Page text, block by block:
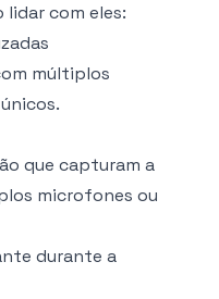
lidar com eles:
múltiplos
que capturam a
microfones ou
durante a